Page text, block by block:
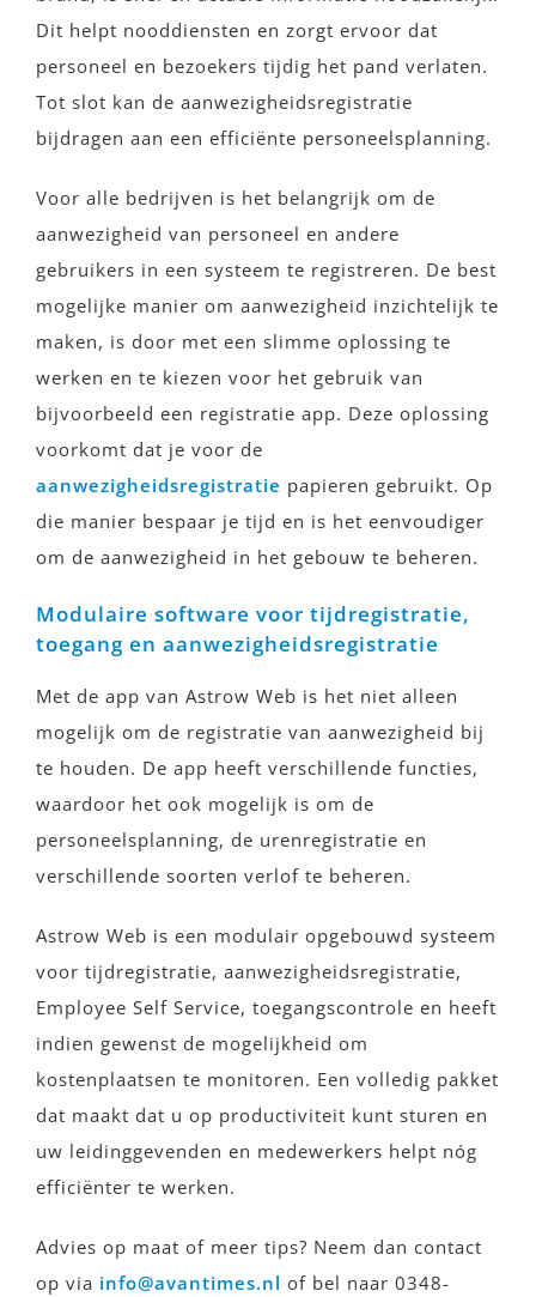
Dit helpt nooddiensten en zorgt ervoor dat
personeel en bezoekers tijdig het pand verlaten.
Tot slot kan de aanwezigheidsregistratie
bijdragen aan een efficiënte personeelsplanning.
Voor alle bedrijven is het belangrijk om de
aanwezigheid van personeel en andere
gebruikers in een systeem te registreren. De best
mogelijke manier om aanwezigheid inzichtelijk te
maken, is door met een slimme oplossing te
werken en te kiezen voor het gebruik van
bijvoorbeeld een registratie app. Deze oplossing
voorkomt dat je voor de
aanwezigheidsregistratie papieren gebruikt. Op
die manier bespaar je tijd en is het eenvoudiger
om de aanwezigheid in het gebouw te beheren.
Modulaire software voor tijdregistratie,
toegang en aanwezigheidsregistratie
Met de app van Astrow Web is het niet alleen
mogelijk om de registratie van aanwezigheid bij
te houden. De app heeft verschillende functies,
waardoor het ook mogelijk is om de
personeelsplanning, de urenregistratie en
verschillende soorten verlof te beheren.
Astrow Web is een modulair opgebouwd systeem
voor tijdregistratie, aanwezigheidsregistratie,
Employee Self Service, toegangscontrole en heeft
indien gewenst de mogelijkheid om
kostenplaatsen te monitoren. Een volledig pakket
dat maakt dat u op productiviteit kunt sturen en
uw leidinggevenden en medewerkers helpt nóg
efficiënter te werken.
Advies op maat of meer tips? Neem dan contact
op via info@avantimes.nl of bel naar 0348-